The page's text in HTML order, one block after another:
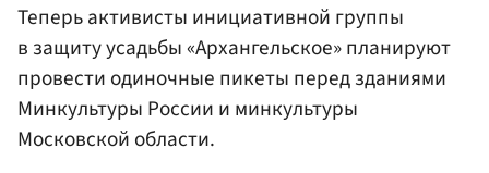
Теперь активисты инициативной группы
в защиту усадьбы «Архангельское» планируют
провести одиночные пикеты перед зданиями
Минкультуры России и минкультуры
Московской области.